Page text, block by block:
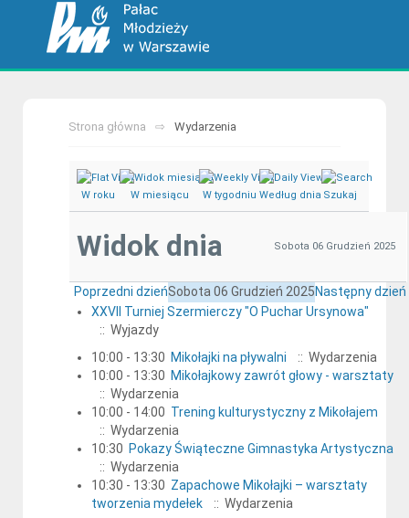
Strona główna Wydarzenia
W roku W miesiącu W tygodniu Według dnia Szukaj
Widok dnia Sobota 06 Grudzień 2025
Poprzedni dzieńSobota 06 Grudzień 2025Następny dzień
XXVII Turniej Szermierczy "O Puchar Ursynowa"
:: Wyjazdy
10:00 - 13:30 Mikołajki na pływalni
:: Wydarzenia
10:00 - 13:30 Mikołajkowy zawrót głowy - warsztaty
:: Wydarzenia
10:00 - 14:00 Trening kulturystyczny z Mikołajem
:: Wydarzenia
10:30 Pokazy Świąteczne Gimnastyka Artystyczna
:: Wydarzenia
10:30 - 13:30 Zapachowe Mikołajki – warsztaty
tworzenia mydełek
:: Wydarzenia